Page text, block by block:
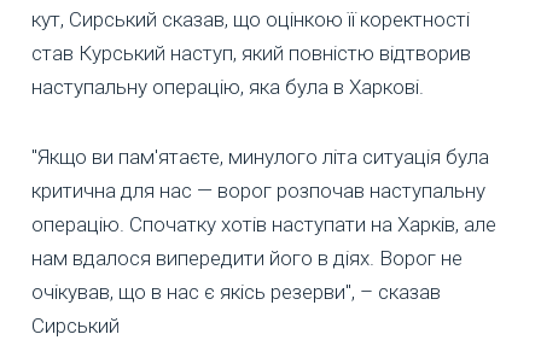
кут, Сирський сказав, що оцінкою її коректності
став Курський наступ, який повністю відтворив
наступальну операцію, яка була в Харкові.
"Якщо ви пам'ятаєте, минулого літа ситуація була
критична для нас — ворог розпочав наступальну
операцію. Спочатку хотів наступати на Харків, але
нам вдалося випередити його в діях. Ворог не
очікував, що в нас є якісь резерви", – сказав
Сирський